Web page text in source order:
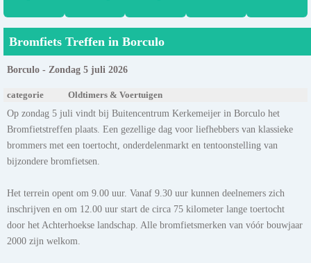
Bromfiets Treffen in Borculo
Borculo - Zondag 5 juli 2026
categorie Oldtimers & Voertuigen
Op zondag 5 juli vindt bij Buitencentrum Kerkemeijer in Borculo het
Bromfietstreffen plaats. Een gezellige dag voor liefhebbers van klassieke
brommers met een toertocht, onderdelenmarkt en tentoonstelling van
bijzondere bromfietsen.
Het terrein opent om 9.00 uur. Vanaf 9.30 uur kunnen deelnemers zich
inschrijven en om 12.00 uur start de circa 75 kilometer lange toertocht
door het Achterhoekse landschap. Alle bromfietsmerken van vóór bouwjaar
2000 zijn welkom.